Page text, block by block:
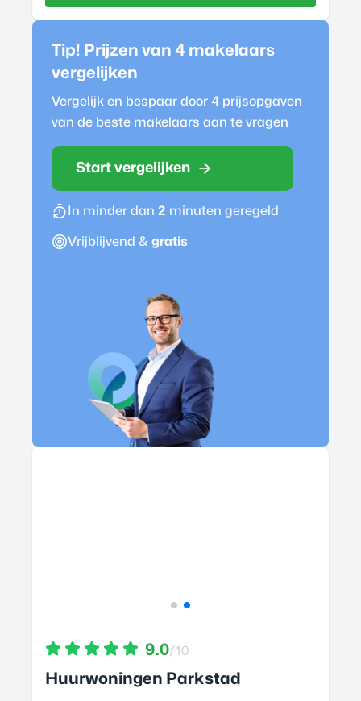
Tip! Prijzen van 4 makelaars
vergelijken
Vergelijk en bespaar door 4 prijsopgaven
van de beste makelaars aan te vragen
Start vergelijken
In minder dan 2 minuten geregeld
Vrijblijvend & gratis
9.0/10
Huurwoningen Parkstad